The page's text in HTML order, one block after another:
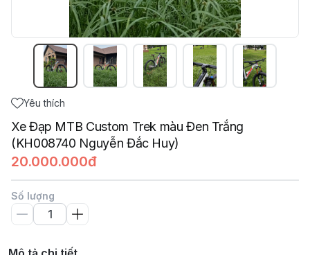
Yêu thích
Xe Đạp MTB Custom Trek màu Đen Trắng
(KH008740 Nguyễn Đắc Huy)
20.000.000đ
Số lượng